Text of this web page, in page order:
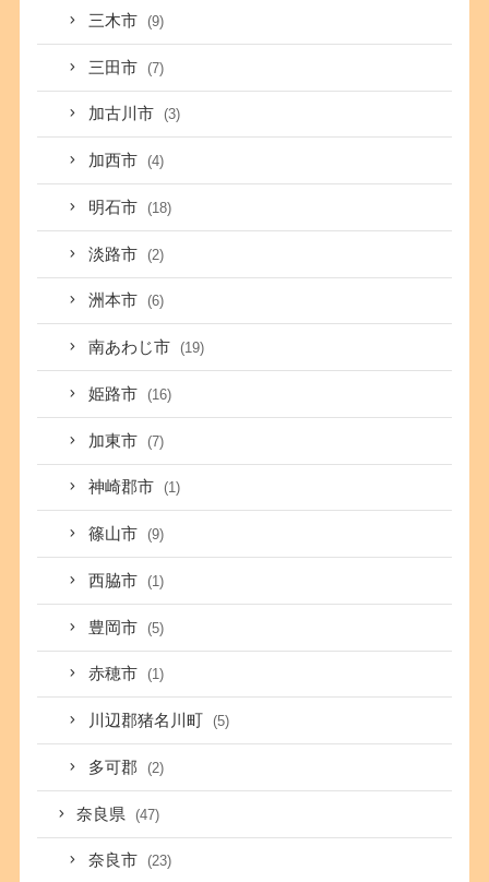
三木市 (9)
三田市 (7)
加古川市 (3)
加西市 (4)
明石市 (18)
淡路市 (2)
洲本市 (6)
南あわじ市 (19)
姫路市 (16)
加東市 (7)
神崎郡市 (1)
篠山市 (9)
西脇市 (1)
豊岡市 (5)
赤穂市 (1)
川辺郡猪名川町 (5)
多可郡 (2)
奈良県 (47)
奈良市 (23)